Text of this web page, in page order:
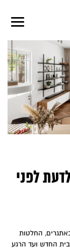
לפני
החלטות
החדש ועד הרגע